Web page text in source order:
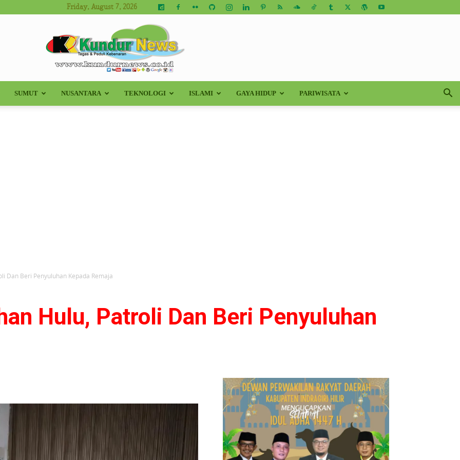
Friday, August 7, 2026
Kundur
SUMUT NUSANTARA TEKNOLOGI ISLAMI GAYA HIDUP PARIWISATA
Dan Beri Penyuluhan Kepada Remaja
Hulu, Patroli Dan Beri Penyuluhan